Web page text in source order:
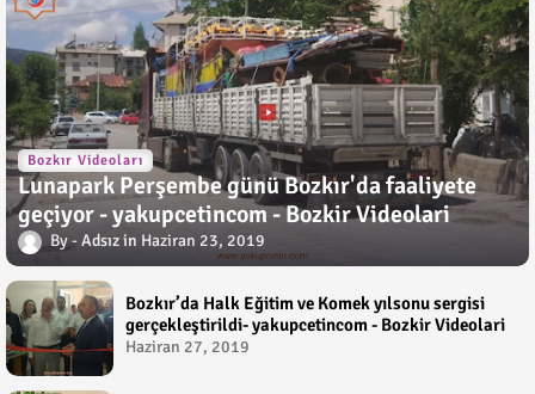
Bozkır Videoları
Lunapark Perşembe günü Bozkır'da faaliyete
geçiyor - yakupcetincom - Bozkir Videolari
Adsız Haziran 23, 2019
Bozkır’da Halk Eğitim ve Komek yılsonu sergisi
gerçekleştirildi- yakupcetincom - Bozkir Videolari
Haziran 27, 2019